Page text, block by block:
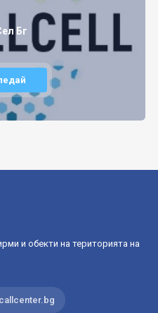
Бг
и обекти на територията на